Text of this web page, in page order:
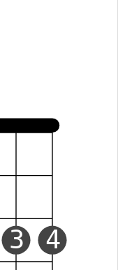
3
4